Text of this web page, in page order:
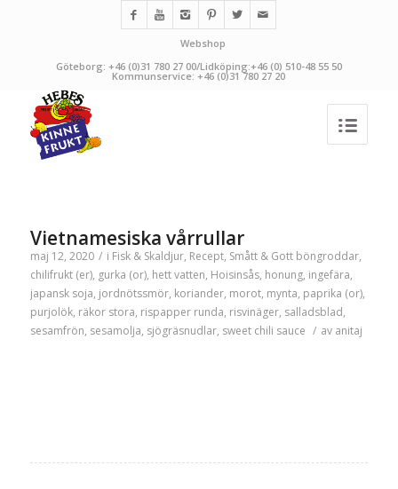
Webshop
Göteborg: +46 (0)31 780 27 00/Lidköping:+46 (0) 510-48 55 50
Kommunservice: +46 (0)31 780 27 20
Vietnamesiska vårrullar
maj 12, 2020 / i Fisk & Skaldjur, Recept, Smått & Gott böngroddar,
chilifrukt (er), gurka (or), hett vatten, Hoisinsås, honung, ingefära,
japansk soja, jordnötssmör, koriander, morot, mynta, paprika (or),
purjolök, räkor stora, rispapper runda, risvinäger, salladsblad,
sesamfrön, sesamolja, sjögräsnudlar, sweet chili sauce / av anitaj